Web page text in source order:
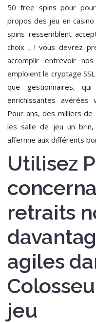
50 free spins pour
propos des jeu en
spins ressemblent
choix , ! vous devrez
accomplir entrevoir
emploient le cryptage
que gestionnaires,
enrichissantes avérées
Pour ans, des milliers
les salle de jeu un brin,
affermie aux différents
Utilisez
retraits
agiles
jeu